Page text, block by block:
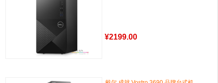
¥2199.00